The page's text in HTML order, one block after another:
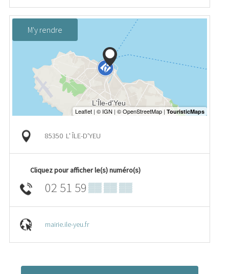
M'y rendre
85350 L' ÎLE-D'YEU
Cliquez pour afficher le(s) numéro(s)
02 51 59 ▒▒ ▒▒ ▒▒
mairie.ile-yeu.fr